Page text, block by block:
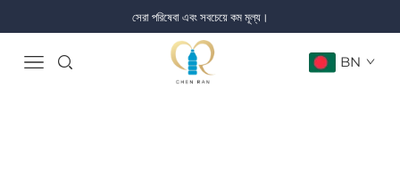
সেরা পরিষেবা এবং সবচেয়ে কম মূল্য।
BN